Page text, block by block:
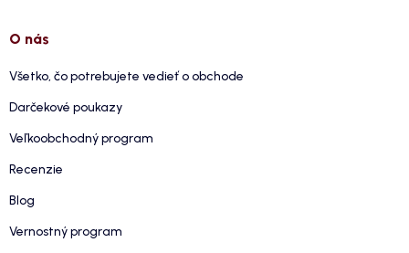
O nás
Všetko, čo potrebujete vedieť o obchode
Darčekové poukazy
Veľkoobchodný program
Recenzie
Blog
Vernostný program